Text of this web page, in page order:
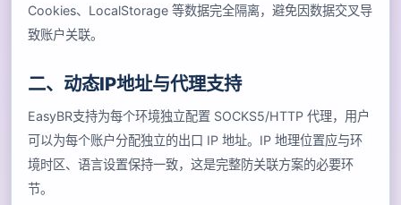
Cookies、LocalStorage 等数据完全隔离，避免因数据交叉导
致账户关联。
二、动态IP地址与代理支持
EasyBR支持为每个环境独立配置 SOCKS5/HTTP 代理，用户
可以为每个账户分配独立的出口 IP 地址。IP 地理位置应与环
境时区、语言设置保持一致，这是完整防关联方案的必要环
节。